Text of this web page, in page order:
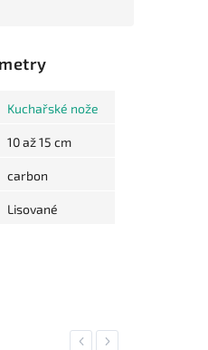
Kuchařské nože
10 až 15 cm
carbon
Lisované
Previous
Next